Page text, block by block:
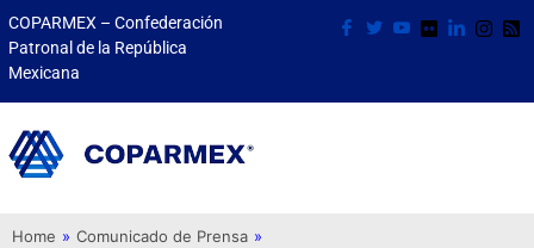
COPARMEX – Confederación
Patronal de la República
Mexicana
Home » Comunicado de Prensa »